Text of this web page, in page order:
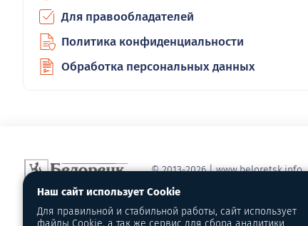
Для правообладателей
Политика конфиденциальности
Обработка персональных данных
© 2013-2026 | www.beloretsk.info
Справочно-информационный
Перепубликация материалов с
первоисточник -
Наш сайт использует Cookie
Для правильной и стабильной работы, сайт использует
файлы Cookie, а так же сервис для сбора аналитики